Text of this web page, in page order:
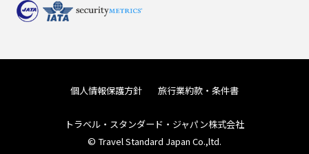
個人情報保護方針 旅行業約款・条件書
トラベル・スタンダード・ジャパン株式会社
© Travel Standard Japan Co.,ltd.